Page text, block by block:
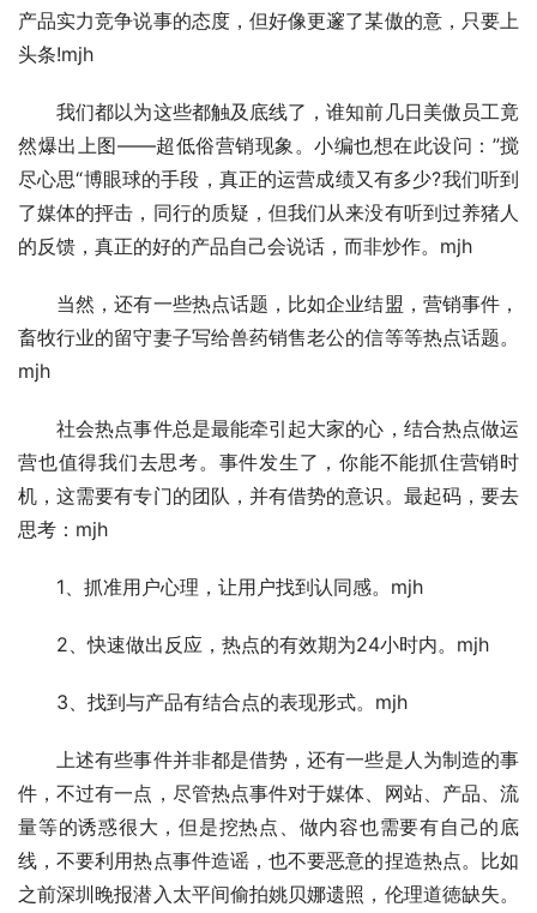
产品实力竞争说事的态度，但好像更邃了某傲的意，只要上
头条!mjh
我们都以为这些都触及底线了，谁知前几日美傲员工竟
然爆出上图——超低俗营销现象。小编也想在此设问：”搅
尽心思“博眼球的手段，真正的运营成绩又有多少?我们听到
了媒体的抨击，同行的质疑，但我们从来没有听到过养猪人
的反馈，真正的好的产品自己会说话，而非炒作。mjh
当然，还有一些热点话题，比如企业结盟，营销事件，
畜牧行业的留守妻子写给兽药销售老公的信等等热点话题。
mjh
社会热点事件总是最能牵引起大家的心，结合热点做运
营也值得我们去思考。事件发生了，你能不能抓住营销时
机，这需要有专门的团队，并有借势的意识。最起码，要去
思考：mjh
1、抓准用户心理，让用户找到认同感。mjh
2、快速做出反应，热点的有效期为24小时内。mjh
3、找到与产品有结合点的表现形式。mjh
上述有些事件并非都是借势，还有一些是人为制造的事
件，不过有一点，尽管热点事件对于媒体、网站、产品、流
量等的诱惑很大，但是挖热点、做内容也需要有自己的底
线，不要利用热点事件造谣，也不要恶意的捏造热点。比如
之前深圳晚报潜入太平间偷拍姚贝娜遗照，伦理道徳缺失。